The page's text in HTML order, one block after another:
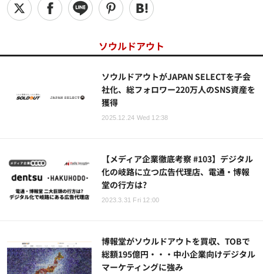
ソウルドアウト
ソウルドアウトがJAPAN SELECTを子会
社化、総フォロワー220万人のSNS資産を
獲得
2025.12.24 Wed 12:38
【メディア企業徹底考察 #103】デジタル
化の岐路に立つ広告代理店、電通・博報
堂の行方は?
2023.3.31 Fri 12:00
博報堂がソウルドアウトを買収、TOBで
総額195億円・・・中小企業向けデジタル
マーケティングに強み